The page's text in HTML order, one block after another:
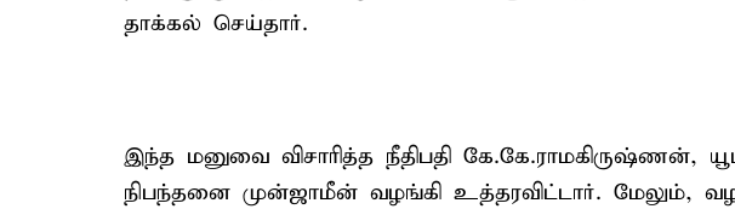
தாக்கல் செய்தார்.
இந்த மனுவை விசாரித்த நீதிபதி கே.கே.ராமகிருஷ்ணன்,
நிபந்தனை முன்ஜாமீன் வழங்கி உத்தரவிட்டார். மேலும்,